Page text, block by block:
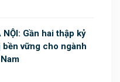
NỘI: Gần hai thập kỷ
vững cho ngành